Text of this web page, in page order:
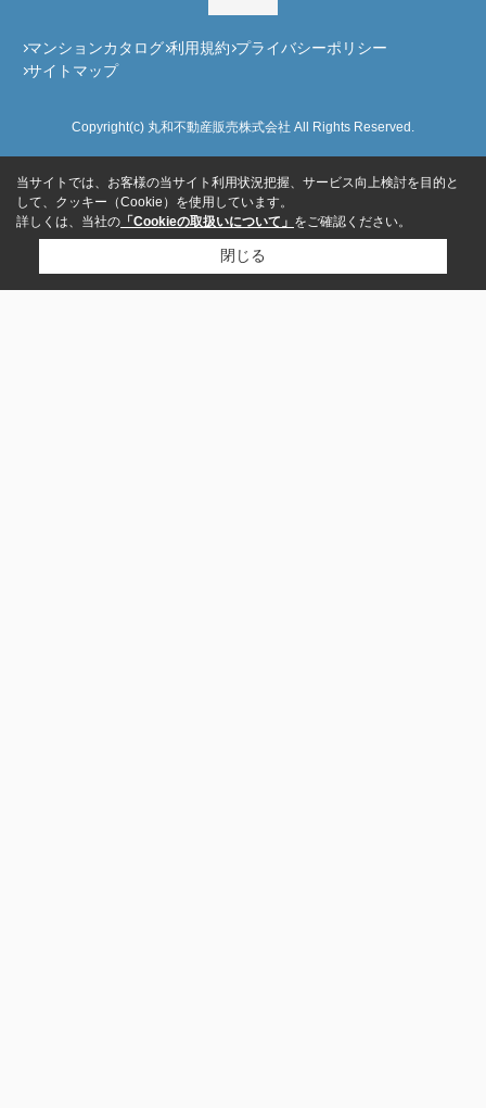
マンションカタログ 利用規約 プライバシーポリシー
サイトマップ
Copyright(c) 丸和不動産販売株式会社 All Rights Reserved.
当サイトでは、お客様の当サイト利用状況把握、サービス向上検討を目的と
して、クッキー（Cookie）を使用しています。
詳しくは、当社の 「Cookieの取扱いについて」 をご確認ください。
閉じる